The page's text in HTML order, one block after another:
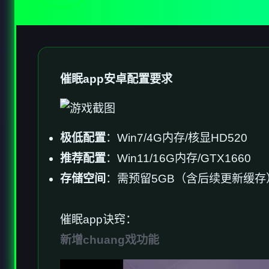
催眠app安卓配置要求
​极低配置​​：Win7/4G内存/核显HD520
​推荐配置​​：Win11/16G内存/GTX1660
​存储空间​ ：需预留5GB（含后续更新缓存
催眠app诀窍：
新增chuang戏功能